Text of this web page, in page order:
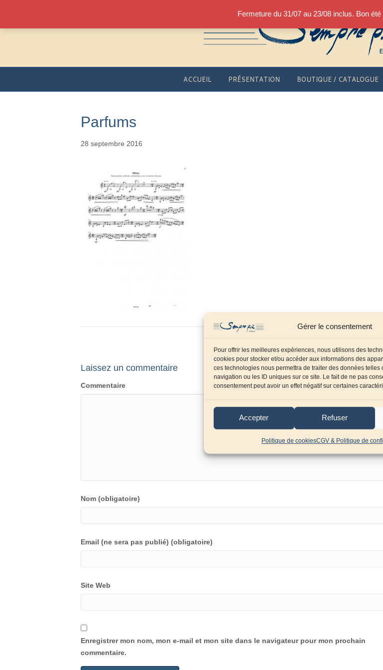
Gérer le consentement
Pour offrir les meilleures expériences, nous utilisons des
cookies pour stocker et/ou accéder aux informations des
ces technologies nous permettra de traiter des données telles
navigation ou les ID uniques sur ce site. Le fait de ne pas
consentement peut avoir un effet négatif sur certaines
Accepter Refuser
Politique de cookiesCGV & Politique de
Fermeture du 31/07 au 23/08 inclus. Bon été
ACCUEIL PRÉSENTATION BOUTIQUE / CATALOGUE
Parfums
28 septembre 2016
Laissez un commentaire
Commentaire
Nom (obligatoire)
Email (ne sera pas publié) (obligatoire)
Site Web
Enregistrer mon nom, mon e-mail et mon site dans le navigateur pour mon prochain
commentaire.